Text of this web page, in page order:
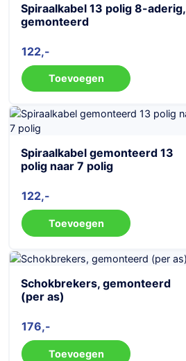
Spiraalkabel 13 polig 8-aderig,
gemonteerd
122
Toevoegen
Spiraalkabel gemonteerd 13
polig naar 7 polig
122
Toevoegen
Schokbrekers, gemonteerd
(per as)
176
Toevoegen